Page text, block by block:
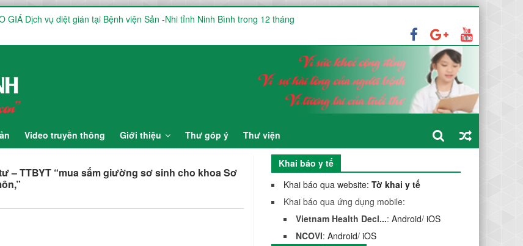
GIÁ Dịch vụ diệt gián tại Bệnh viện Sản -Nhi tỉnh Ninh Bình trong 12 tháng
đặt hệ thống mạng không dây (WiFi) nội bộ trong toàn viện phục vụ triển khai hồ sơ bệnh án điện tử (EMR)
chứng thực chữ ký số
ỨNG TUẦN LỄ THẾ GIỚI NUÔI CON BẰNG SỮA MẸ NĂM 2026
TUẦN LỄ THẾ GIỚI NUÔI CON BẰNG SỮA MẸ NĂM 2026
Video truyền thông Giới thiệu Thư góp ý Thư viện
– TTBYT “mua sắm giường sơ sinh cho khoa Sơ
Khai báo y tế
Khai báo qua website: Tờ khai y tế
Khai báo qua ứng dụng mobile:
Vietnam Health Decl...: Android/ iOS
NCOVI: Android/ iOS